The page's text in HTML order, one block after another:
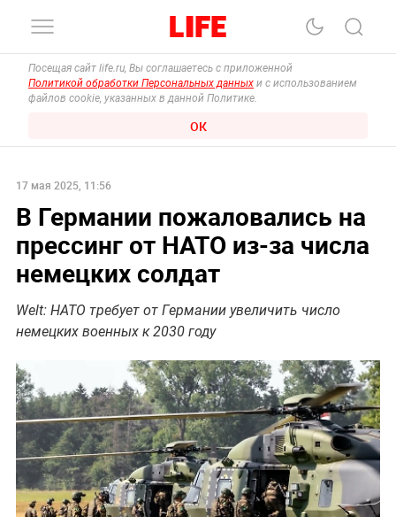
Посещая сайт life.ru, Вы соглашаетесь с приложенной
Политикой обработки Персональных данных и с использованием
файлов cookie, указанных в данной Политике.
ОК
17 мая 2025, 11:56
В Германии пожаловались на
прессинг от НАТО из-за числа
немецких солдат
Welt: НАТО требует от Германии увеличить число
немецких военных к 2030 году